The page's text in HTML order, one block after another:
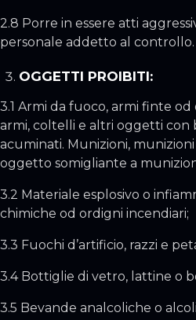
2.8 Porre in essere atti
personale addetto al controllo.
OGGETTI PROIBITI:
3.1 Armi da fuoco, armi finte od
armi, coltelli e altri oggetti con
acuminati. Munizioni,
oggetto somigliante a
3.2 Materiale esplosivo o
chimiche od ordigni incendiari;
3.3 Fuochi d’artificio, razzi e
3.4 Bottiglie di vetro, lattine o
3.5 Bevande analcoliche o